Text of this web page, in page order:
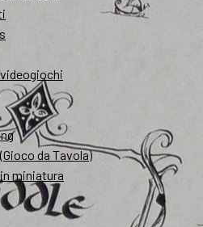
da Tavola)
miniatura